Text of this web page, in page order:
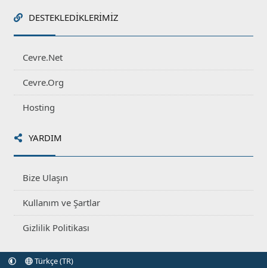
DESTEKLEDIKLERIMIZ
Cevre.Net
Cevre.Org
Hosting
YARDIM
Bize Ulaşın
Kullanım ve Şartlar
Gizlilik Politikası
Türkçe (TR)